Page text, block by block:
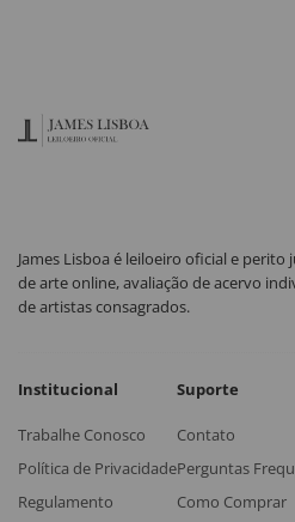
James Lisboa é leiloeiro oficial e perito
de arte online, avaliação de acervo
de artistas consagrados.
Institucional
Trabalhe Conosco
Política de Privacidade
Regulamento
Suporte
Contato
Perguntas
Como Comprar